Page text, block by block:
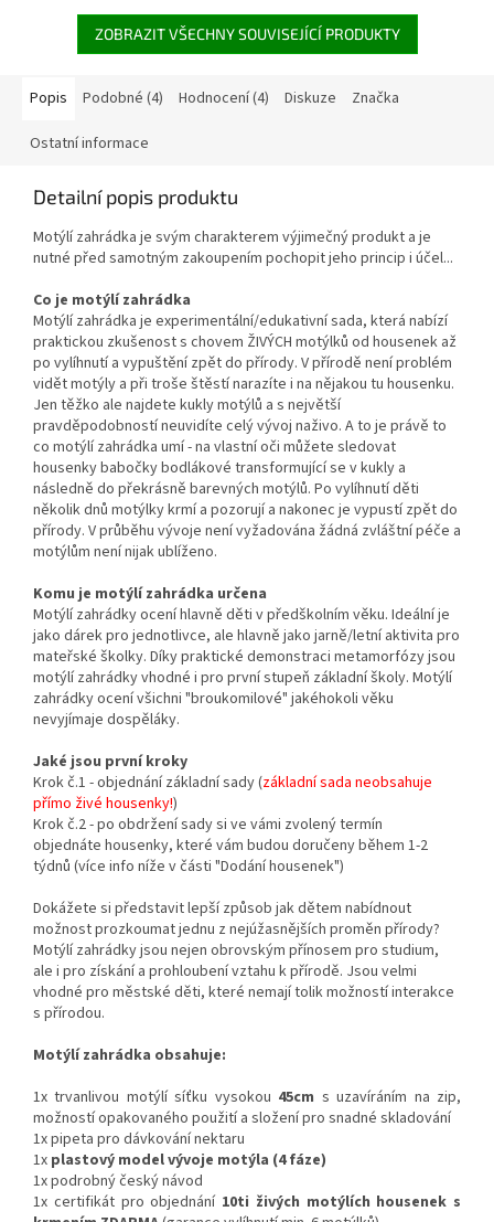
pomocí...
při...
ZOBRAZIT VŠECHNY SOUVISEJÍCÍ PRODUKTY
Popis Podobné (4) Hodnocení (4) Diskuze Značka
Ostatní informace
Detailní popis produktu
Motýlí zahrádka je svým charakterem výjimečný produkt a je
nutné před samotným zakoupením pochopit jeho princip i účel...
Co je motýlí zahrádka
Motýlí zahrádka je experimentální/edukativní sada, která nabízí
praktickou zkušenost s chovem ŽIVÝCH motýlků od housenek až
po vylíhnutí a vypuštění zpět do přírody. V přírodě není problém
vidět motýly a při troše štěstí narazíte i na nějakou tu housenku.
Jen těžko ale najdete kukly motýlů a s největší
pravděpodobností neuvidíte celý vývoj naživo. A to je právě to
co motýlí zahrádka umí - na vlastní oči můžete sledovat
housenky babočky bodlákové transformující se v kukly a
následně do překrásně barevných motýlů. Po vylíhnutí děti
několik dnů motýlky krmí a pozorují a nakonec je vypustí zpět do
přírody. V průběhu vývoje není vyžadována žádná zvláštní péče a
motýlům není nijak ublíženo.
Komu je motýlí zahrádka určena
Motýlí zahrádky ocení hlavně děti v předškolním věku. Ideální je
jako dárek pro jednotlivce, ale hlavně jako jarně/letní aktivita pro
mateřské školky. Díky praktické demonstraci metamorfózy jsou
motýlí zahrádky vhodné i pro první stupeň základní školy. Motýlí
zahrádky ocení všichni "broukomilové" jakéhokoli věku
nevyjímaje dospěláky.
Jaké jsou první kroky
Krok č.1 - objednání základní sady (základní sada neobsahuje
přímo živé housenky!)
Krok č.2 - po obdržení sady si ve vámi zvolený termín
objednáte housenky, které vám budou doručeny během 1-2
týdnů (více info níže v části "Dodání housenek")
Dokážete si představit lepší způsob jak dětem nabídnout
možnost prozkoumat jednu z nejúžasnějších proměn přírody?
Motýlí zahrádky jsou nejen obrovským přínosem pro studium,
ale i pro získání a prohloubení vztahu k přírodě. Jsou velmi
vhodné pro městské děti, které nemají tolik možností interakce
s přírodou.
Motýlí zahrádka obsahuje:
1x trvanlivou motýlí síťku vysokou 45cm s uzavíráním na zip,
možností opakovaného použití a složení pro snadné skladování
1x pipeta pro dávkování nektaru
1x plastový model vývoje motýla (4 fáze)
1x podrobný český návod
1x certifikát pro objednání 10ti živých motýlích housenek s